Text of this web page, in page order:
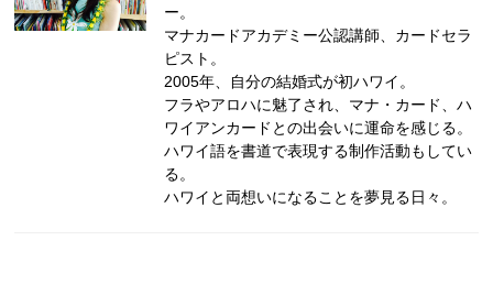
ー。
マナカードアカデミー公認講師、カードセラ
ピスト。
2005年、自分の結婚式が初ハワイ。
フラやアロハに魅了され、マナ・カード、ハ
ワイアンカードとの出会いに運命を感じる。
ハワイ語を書道で表現する制作活動もしてい
る。
ハワイと両想いになることを夢見る日々。